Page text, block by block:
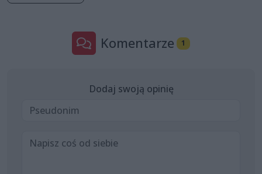
Komentarze 1
Dodaj swoją opinię